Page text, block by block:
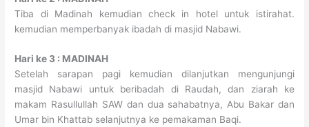
Tiba di Madinah kemudian check in hotel untuk istirahat.
kemudian memperbanyak ibadah di masjid Nabawi.
Hari ke 3 : MADINAH
Setelah sarapan pagi kemudian dilanjutkan mengunjungi
masjid Nabawi untuk beribadah di Raudah, dan ziarah ke
makam Rasullullah SAW dan dua sahabatnya, Abu Bakar dan
Umar bin Khattab selanjutnya ke pemakaman Baqi.